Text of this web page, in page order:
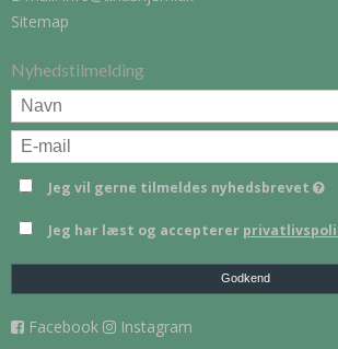
Sitemap
Nyhedstilmelding
Jeg vil gerne tilmeldes nyhedsbrevet
Jeg har læst og accepterer
Godkend
Facebook Instagram